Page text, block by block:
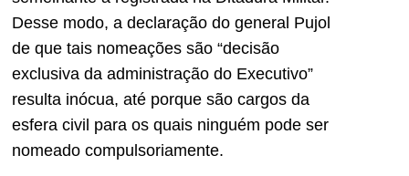
Desse modo, a declaração do general Pujol
de que tais nomeações são “decisão
exclusiva da administração do Executivo”
resulta inócua, até porque são cargos da
esfera civil para os quais ninguém pode ser
nomeado compulsoriamente.